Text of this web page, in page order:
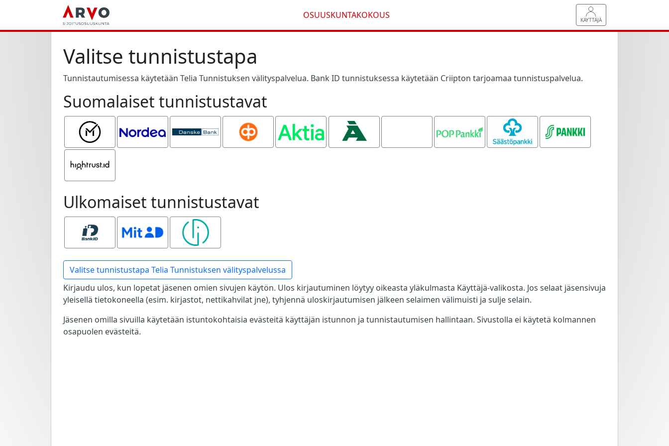
KÄYTTÄJÄ
OSUUSKUNTAKOKOUS
Valitse tunnistustapa
Tunnistautumisessa käytetään Telia Tunnistuksen välityspalvelua. Bank ID tunnistuksessa käytetään Criipton tarjoamaa tunnistuspalvelua.
Suomalaiset tunnistustavat
Mobiilivarmenne
Bank
OP Aktia Ålandsbanken Säästöpankki S-pankki
Ulkomaiset tunnistustavat
Bank ID MitID Smart ID
Valitse tunnistustapa Telia Tunnistuksen välityspalvelussa
Kirjaudu ulos, kun lopetat jäsenen omien sivujen käytön. Ulos kirjautuminen löytyy oikeasta yläkulmasta Käyttäjä-valikosta. Jos selaat jäsensivuja
yleisellä tietokoneella (esim. kirjastot, nettikahvilat jne), tyhjennä uloskirjautumisen jälkeen selaimen välimuisti ja sulje selain.
Jäsenen omilla sivuilla käytetään istuntokohtaisia evästeitä käyttäjän istunnon ja tunnistautumisen hallintaan. Sivustolla ei käytetä kolmannen
osapuolen evästeitä.